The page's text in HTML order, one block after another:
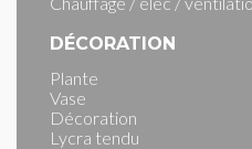
DÉCORATION
Plante
Vase
Décoration
Lycra tendu